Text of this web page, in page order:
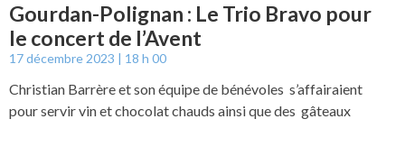
Gourdan-Polignan : Le Trio Bravo pour
le concert de l’Avent
17 décembre 2023 18 h 00
Christian Barrère et son équipe de bénévoles s’affairaient
pour servir vin et chocolat chauds ainsi que des gâteaux